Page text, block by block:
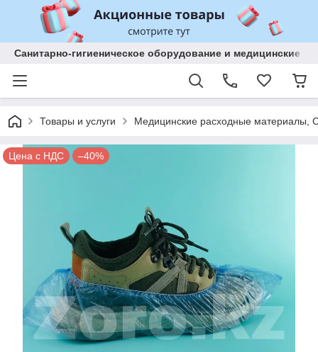
Санитарно-гигиеническое оборудование и медицинские
Товары и услуги Медицинские расходные материалы,
Цена с НДС –40%